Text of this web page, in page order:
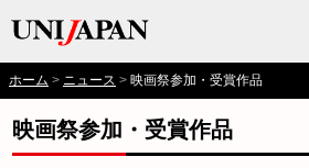
ホーム ニュース 映画祭参加・受賞作品
映画祭参加・受賞作品